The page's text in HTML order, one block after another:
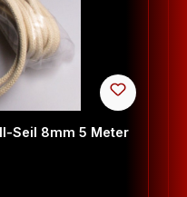
Seil 8mm 5 Meter